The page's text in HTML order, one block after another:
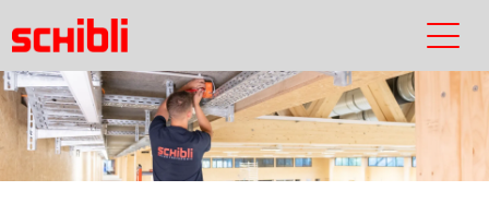
Inhalt
springen
Gruppe
Schibli-
Gruppe
Kontakt Suchen